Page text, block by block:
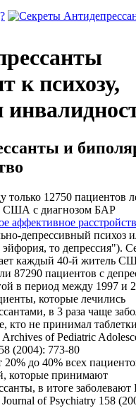
к психозу,
и
только 12750 пациентов
США с диагнозом БАР
аффективное
депрессивный психоз
эйфория, то депрессия").
каждый 40-й житель
87290 пациентов с
в период между 1997 и
которые лечились
в 3 раза чаще
кто не принимал
of Pediatric
(2004): 773-80
20% до 40% всех
которые принимают
в итоге
of Psychiatry 158